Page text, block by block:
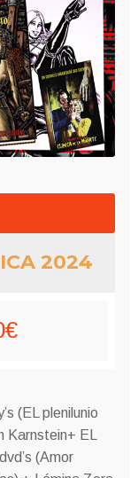
2024
€Rango
precios:
desde
(EL plenilunio
EL
(Amor